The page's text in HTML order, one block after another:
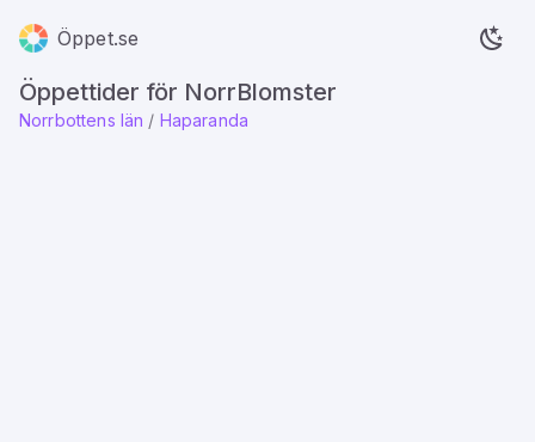
Öppet.se
Öppettider för NorrBlomster
Norrbottens län / Haparanda